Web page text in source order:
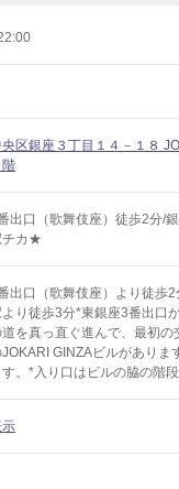
区銀座３丁目１４－１８
階
出口（歌舞伎座）徒歩2分/
カ★
出口（歌舞伎座）より徒歩2
り徒歩3分*東銀座3番出口
を真っ直ぐ進んで、最初の
GINZAビルがありま
。*入り口はビルの脇の階段